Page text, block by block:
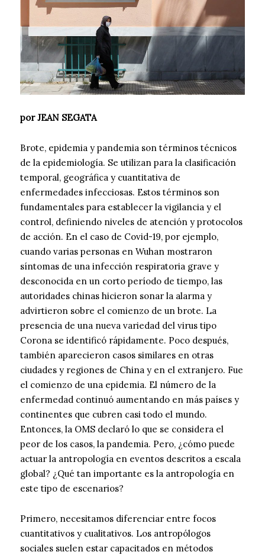
por JEAN SEGATA
Brote, epidemia y pandemia son términos técnicos
de la epidemiología. Se utilizan para la clasificación
temporal, geográfica y cuantitativa de
enfermedades infecciosas. Estos términos son
fundamentales para establecer la vigilancia y el
control, definiendo niveles de atención y protocolos
de acción. En el caso de Covid-19, por ejemplo,
cuando varias personas en Wuhan mostraron
síntomas de una infección respiratoria grave y
desconocida en un corto período de tiempo, las
autoridades chinas hicieron sonar la alarma y
advirtieron sobre el comienzo de un brote. La
presencia de una nueva variedad del virus tipo
Corona se identificó rápidamente. Poco después,
también aparecieron casos similares en otras
ciudades y regiones de China y en el extranjero. Fue
el comienzo de una epidemia. El número de la
enfermedad continuó aumentando en más países y
continentes que cubren casi todo el mundo.
Entonces, la OMS declaró lo que se considera el
peor de los casos, la pandemia. Pero, ¿cómo puede
actuar la antropología en eventos descritos a escala
global? ¿Qué tan importante es la antropología en
este tipo de escenarios?
Primero, necesitamos diferenciar entre focos
cuantitativos y cualitativos. Los antropólogos
sociales suelen estar capacitados en métodos